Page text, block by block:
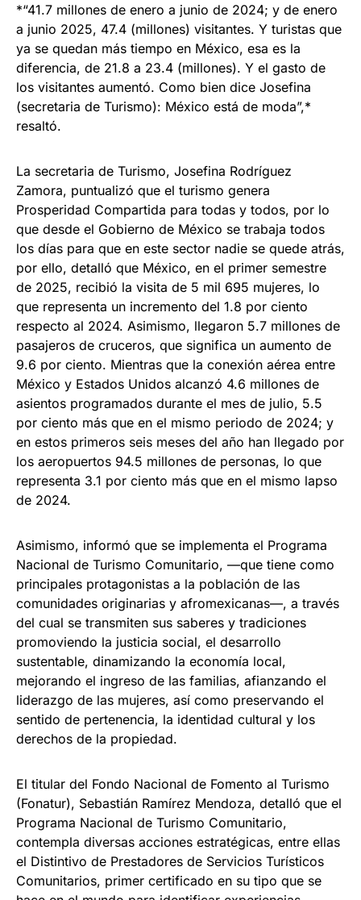
*“41.7 millones de enero a junio de 2024; y de enero
a junio 2025, 47.4 (millones) visitantes. Y turistas que
ya se quedan más tiempo en México, esa es la
diferencia, de 21.8 a 23.4 (millones). Y el gasto de
los visitantes aumentó. Como bien dice Josefina
(secretaria de Turismo): México está de moda”,*
resaltó.
La secretaria de Turismo, Josefina Rodríguez
Zamora, puntualizó que el turismo genera
Prosperidad Compartida para todas y todos, por lo
que desde el Gobierno de México se trabaja todos
los días para que en este sector nadie se quede atrás,
por ello, detalló que México, en el primer semestre
de 2025, recibió la visita de 5 mil 695 mujeres, lo
que representa un incremento del 1.8 por ciento
respecto al 2024. Asimismo, llegaron 5.7 millones de
pasajeros de cruceros, que significa un aumento de
9.6 por ciento. Mientras que la conexión aérea entre
México y Estados Unidos alcanzó 4.6 millones de
asientos programados durante el mes de julio, 5.5
por ciento más que en el mismo periodo de 2024; y
en estos primeros seis meses del año han llegado por
los aeropuertos 94.5 millones de personas, lo que
representa 3.1 por ciento más que en el mismo lapso
de 2024.
Asimismo, informó que se implementa el Programa
Nacional de Turismo Comunitario, —que tiene como
principales protagonistas a la población de las
comunidades originarias y afromexicanas—, a través
del cual se transmiten sus saberes y tradiciones
promoviendo la justicia social, el desarrollo
sustentable, dinamizando la economía local,
mejorando el ingreso de las familias, afianzando el
liderazgo de las mujeres, así como preservando el
sentido de pertenencia, la identidad cultural y los
derechos de la propiedad.
El titular del Fondo Nacional de Fomento al Turismo
(Fonatur), Sebastián Ramírez Mendoza, detalló que el
Programa Nacional de Turismo Comunitario,
contempla diversas acciones estratégicas, entre ellas
el Distintivo de Prestadores de Servicios Turísticos
Comunitarios, primer certificado en su tipo que se